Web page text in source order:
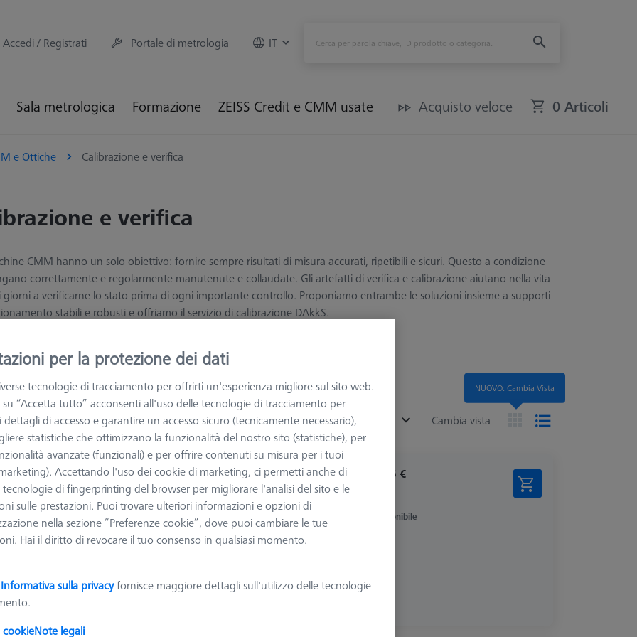
Accedi / Registrati Portale di metrologia IT
Sala metrologica Formazione ZEISS Credit e CMM usate Acquisto veloce 0 Articoli
e Ottiche Calibrazione e verifica
e verifica
CMM hanno un solo obiettivo: fornire sempre risultati di misura accurati, ripetibili e sicuri. Questo a condizione
correttamente e regolarmente manutenute e collaudate. Gli artefatti di verifica e calibrazione aiutano nella vita
a verificarne lo stato prima di ogni importante controllo. Proponiamo entrambe le soluzioni insieme a supporti
stabili e robusti e offriamo il servizio di calibrazione DAkkS.
informazioni su Calibrazione e verifica
Cambia vista
Ordinare
Recommended
Sfera di riferimento, M6, DK25, DG18,
L82,6, C - base
600332-8455-000
Tipologia di prodotto
Sfera di
Ø Sfera (DK) 25,0 mm
Applicazione
Tattile
405,56 €
Disponibile
NUOVO: Cambia Vista
per la protezione dei dati
tecnologie di tracciamento per offrirti un'esperienza migliore sul sito web.
su “Accetta tutto” acconsenti all'uso delle tecnologie di tracciamento per
dettagli di accesso e garantire un accesso sicuro (tecnicamente necessario),
statistiche che ottimizzano la funzionalità del nostro sito (statistiche), per
avanzate (funzionali) e per offrire contenuti su misura per i tuoi
Accettando l'uso dei cookie di marketing, ci permetti anche di
tecnologie di fingerprinting del browser per migliorare l'analisi del sito e le
sulle prestazioni. Puoi trovare ulteriori informazioni e opzioni di
nella sezione “Preferenze cookie”, dove puoi cambiare le tue
Hai il diritto di revocare il tuo consenso in qualsiasi momento.
Informativa sulla privacyfornisce maggiore dettagli sull'utilizzo delle tecnologie
cookieNote legali